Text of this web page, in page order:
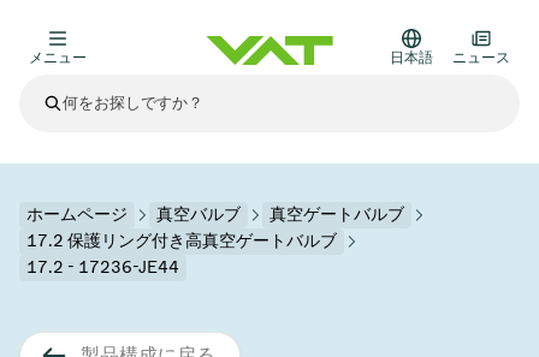
ニュース
日本語
メニュー
真空バルブ
フランジコネクタとガスケット
医療・医薬品分野
ホームページ 真空バルブ
真空ゲートバルブ
17.2 保護リング付き高真空ゲートバルブ
17.2 - 17236-JE44